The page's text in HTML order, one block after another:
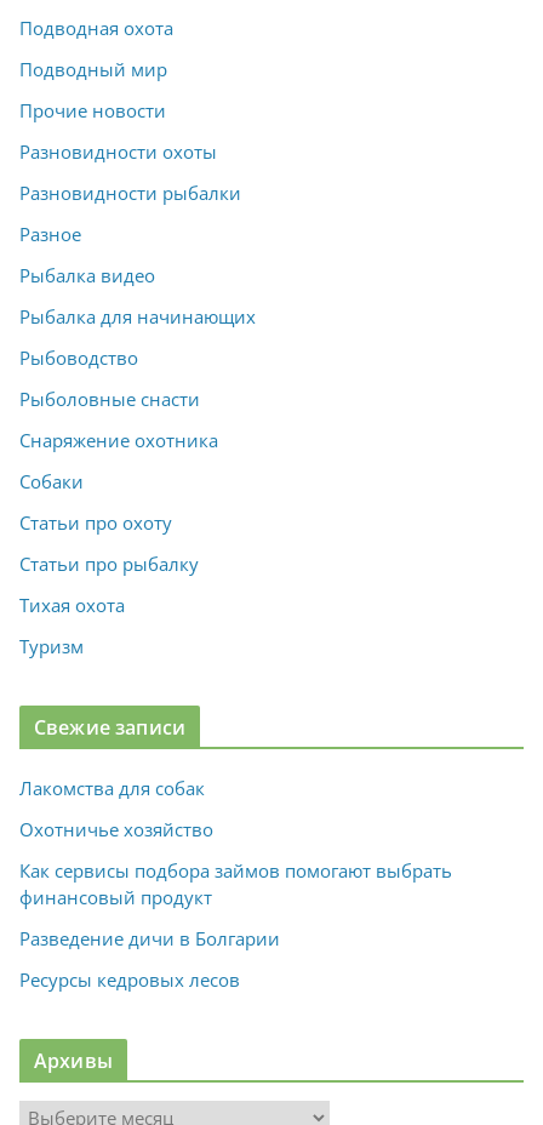
Подводная охота
Подводный мир
Прочие новости
Разновидности охоты
Разновидности рыбалки
Разное
Рыбалка видео
Рыбалка для начинающих
Рыбоводство
Рыболовные снасти
Снаряжение охотника
Собаки
Статьи про охоту
Статьи про рыбалку
Тихая охота
Туризм
Свежие записи
Лакомства для собак
Охотничье хозяйство
Как сервисы подбора займов помогают выбрать
финансовый продукт
Разведение дичи в Болгарии
Ресурсы кедровых лесов
Архивы